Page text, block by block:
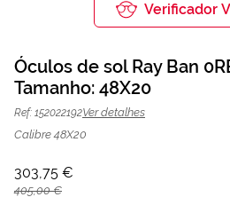
Óculos de sol Ray Ban
Dourados | Mais Optica
Galeria
de
imagens
Verificador
Óculos de sol Ray Ban
Tamanho: 48X20
Ref: 152022192Ver detalhes
Calibre 48X20
303,75 €
405,00 €